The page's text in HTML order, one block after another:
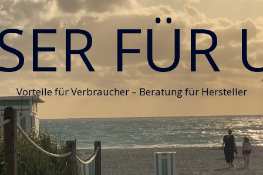
FÜR
Vorteile für Verbraucher – Beratung für Hersteller